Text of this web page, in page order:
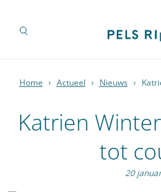
Home › Actueel › Nieuws ›
Katrien
tot
20